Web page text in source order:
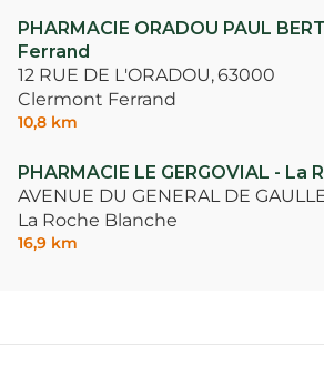
PHARMACIE ORADOU PAUL
Ferrand
12 RUE DE L'ORADOU,63000
Clermont Ferrand
10,8 km
PHARMACIE LE GERGOVIAL - La
AVENUE DU GENERAL DE
La Roche Blanche
16,9 km